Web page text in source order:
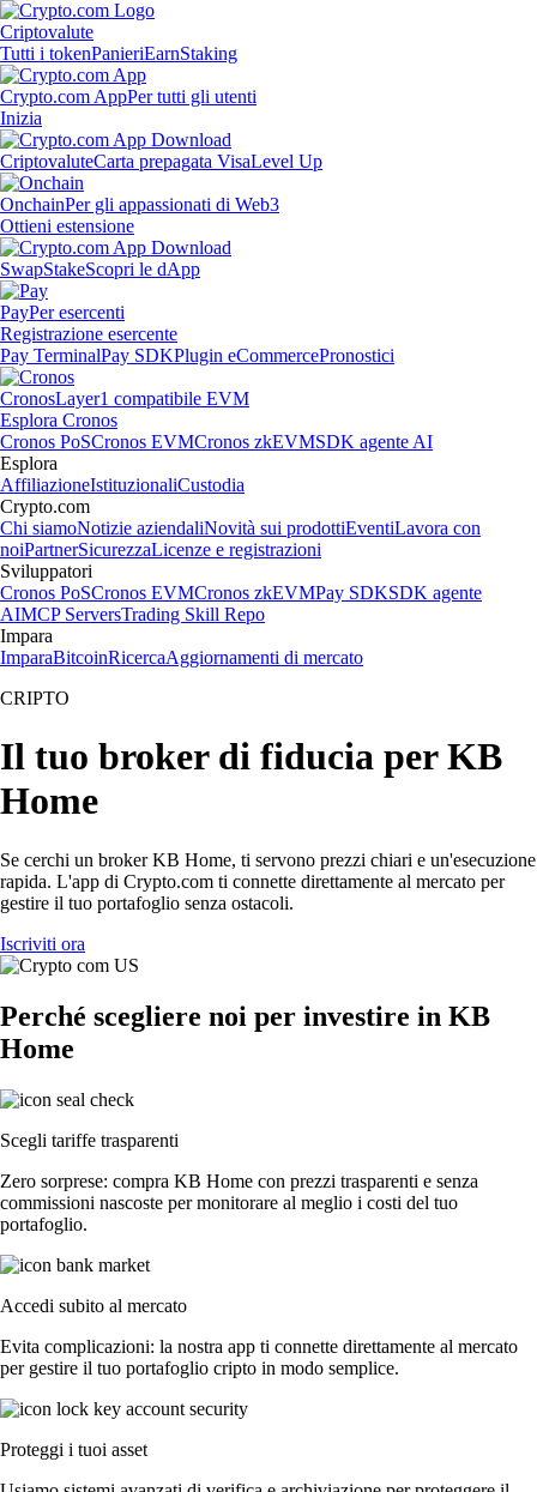
Criptovalute
Tutti i tokenPanieriEarnStaking
Crypto.com AppPer tutti gli utenti
Inizia
CriptovaluteCarta prepagata VisaLevel Up
OnchainPer gli appassionati di Web3
Ottieni estensione
SwapStakeScopri le dApp
PayPer esercenti
Registrazione esercente
Pay TerminalPay SDKPlugin eCommercePronostici
CronosLayer1 compatibile EVM
Esplora Cronos
Cronos PoSCronos EVMCronos zkEVMSDK agente AI
Esplora
AffiliazioneIstituzionaliCustodia
Crypto.com
Chi siamoNotizie aziendaliNovità sui prodottiEventiLavora con
noiPartnerSicurezzaLicenze e registrazioni
Sviluppatori
Cronos PoSCronos EVMCronos zkEVMPay SDKSDK agente
AIMCP ServersTrading Skill Repo
Impara
ImparaBitcoinRicercaAggiornamenti di mercato
CRIPTO
Il tuo broker di fiducia per KB
Home
Se cerchi un broker KB Home, ti servono prezzi chiari e un'esecuzione
rapida. L'app di Crypto.com ti connette direttamente al mercato per
gestire il tuo portafoglio senza ostacoli.
Iscriviti ora
Perché scegliere noi per investire in KB
Home
Scegli tariffe trasparenti
Zero sorprese: compra KB Home con prezzi trasparenti e senza
commissioni nascoste per monitorare al meglio i costi del tuo
portafoglio.
Accedi subito al mercato
Evita complicazioni: la nostra app ti connette direttamente al mercato
per gestire il tuo portafoglio cripto in modo semplice.
Proteggi i tuoi asset